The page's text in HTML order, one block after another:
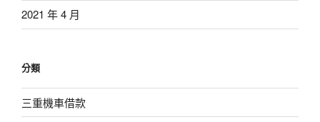
2021 年 4 月
分類
三重機車借款